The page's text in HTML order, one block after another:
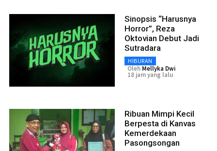
Sinopsis “Harusnya
Horror”, Reza
Oktovian Debut Jadi
Sutradara
HIBURAN
Oleh Mellyka Dwi
18 jam yang lalu
Ribuan Mimpi Kecil
Berpesta di Kanvas
Kemerdekaan
Pasongsongan